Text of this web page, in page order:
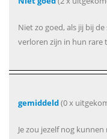
Niet zo goed, als jij bij
verloren zijn in hun rare
gemiddeld(0 x
Je zou jezelf nog